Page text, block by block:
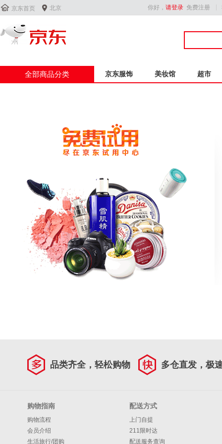
 京东首页  北京 你好， 请登录 免费注册
全部商品分类 京东服饰 美妆馆 超市
品类齐全，轻松购物 多仓直发，极
购物指南
购物流程
会员介绍
生活旅行/团购
配送方式
上门自提
211限时达
配送服务查询